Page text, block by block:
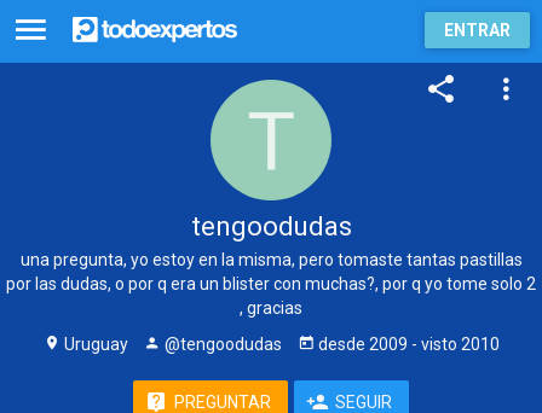
ENTRAR
tengoodudas
una pregunta, yo estoy en la misma, pero tomaste tantas pastillas
por las dudas, o por q era un blister con muchas?, por q yo tome solo 2
, gracias
Uruguay
@tengoodudas desde 2009 - visto 2010
PREGUNTAR SEGUIR